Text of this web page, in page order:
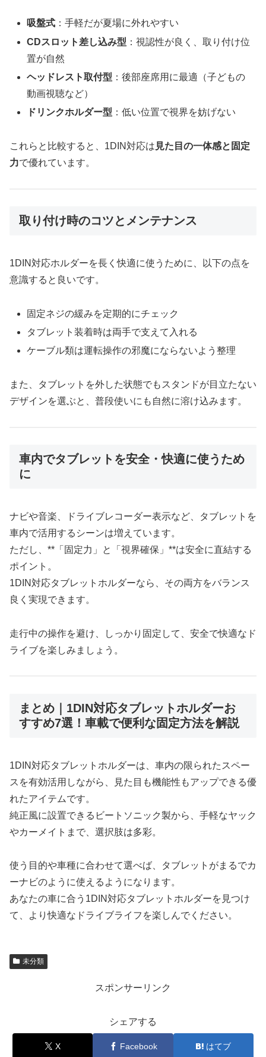
吸盤式 ：手軽だが夏場に外れやすい
CDスロット差し込み型 ：視認性が良く、取り付け位
置が自然
ヘッドレスト取付型 ：後部座席用に最適（子どもの
動画視聴など）
ドリンクホルダー型 ：低い位置で視界を妨げない
これらと比較すると、1DIN対応は 見た目の一体感と固定
力で優れています。
取り付け時のコツとメンテナンス
1DIN対応ホルダーを長く快適に使うために、以下の点を
意識すると良いです。
固定ネジの緩みを定期的にチェック
タブレット装着時は両手で支えて入れる
ケーブル類は運転操作の邪魔にならないよう整理
また、タブレットを外した状態でもスタンドが目立たない
デザインを選ぶと、普段使いにも自然に溶け込みます。
車内でタブレットを安全・快適に使うため
に
ナビや音楽、ドライブレコーダー表示など、タブレットを
車内で活用するシーンは増えています。
ただし、**「固定力」と「視界確保」**は安全に直結する
ポイント。
1DIN対応タブレットホルダーなら、その両方をバランス
良く実現できます。
走行中の操作を避け、しっかり固定して、安全で快適なド
ライブを楽しみましょう。
まとめ｜1DIN対応タブレットホルダーお
すすめ7選！車載で便利な固定方法を解説
1DIN対応タブレットホルダーは、車内の限られたスペー
スを有効活用しながら、見た目も機能性もアップできる優
れたアイテムです。
純正風に設置できるビートソニック製から、手軽なヤック
やカーメイトまで、選択肢は多彩。
使う目的や車種に合わせて選べば、タブレットがまるでカ
ーナビのように使えるようになります。
あなたの車に合う1DIN対応タブレットホルダーを見つけ
て、より快適なドライブライフを楽しんでください。
未分類
スポンサーリンク
シェアする
X Facebook はてブ